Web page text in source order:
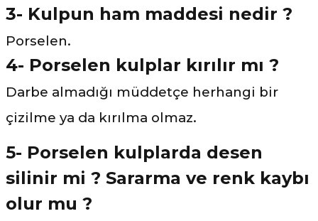
3- Kulpun ham maddesi nedir ?
Porselen.
4- Porselen kulplar kırılır mı ?
Darbe almadığı müddetçe herhangi bir
çizilme ya da kırılma olmaz.
5- Porselen kulplarda desen
silinir mi ? Sararma ve renk kaybı
olur mu ?